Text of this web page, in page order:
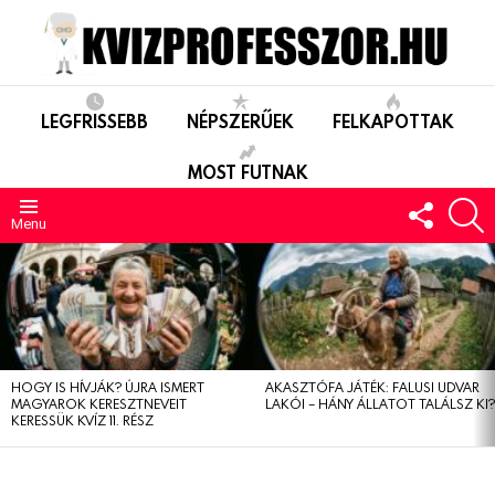
LEGFRISSEBB NÉPSZERŰEK FELKAPOTTAK
MOST FUTNAK
Menu
US
LEGUTÓBBIAK
HOGY IS HÍVJÁK? ÚJRA ISMERT
MAGYAROK KERESZTNEVEIT
KERESSÜK KVÍZ 11. RÉSZ
AKASZTÓFA JÁTÉK: FALUSI UDVAR
LAKÓI – HÁNY ÁLLATOT TALÁLSZ KI?